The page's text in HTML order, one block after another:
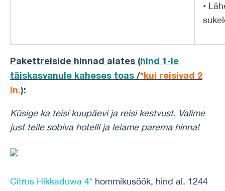
•
Pakettreiside hinnad alates (hind 1-le
täiskasvanule kaheses toas /*kui reisivad 2
in.):
Küsige ka teisi kuupäevi ja reisi kestvust. Valime
just teile sobiva hotelli ja leiame parema hinna!
Citrus Hikkaduwa 4* hommikusöök, hind al. 1244